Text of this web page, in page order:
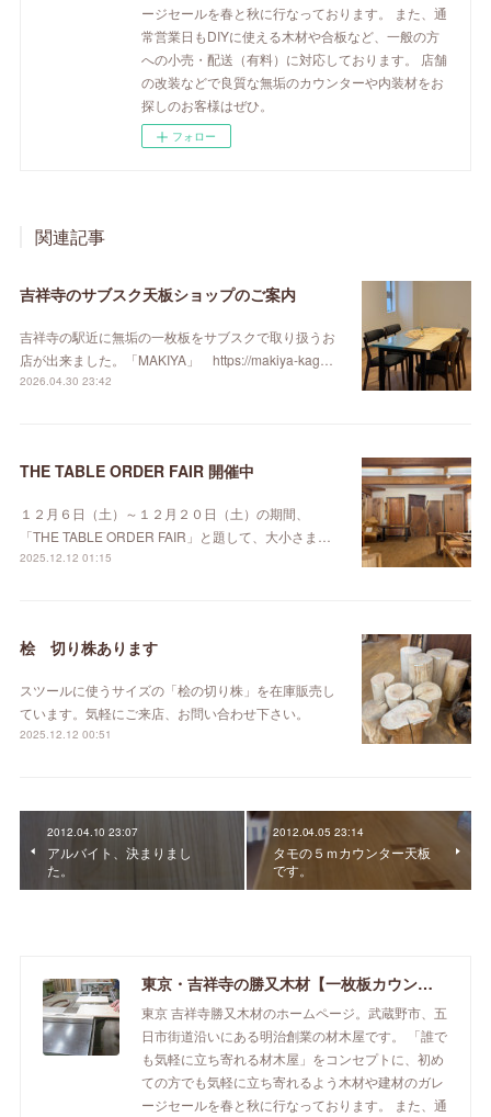
ージセールを春と秋に行なっております。 また、通
常営業日もDIYに使える木材や合板など、一般の方
への小売・配送（有料）に対応しております。 店舗
の改装などで良質な無垢のカウンターや内装材をお
探しのお客様はぜひ。
フォロー
関連記事
吉祥寺のサブスク天板ショップのご案内
吉祥寺の駅近に無垢の一枚板をサブスクで取り扱うお
店が出来ました。「MAKIYA」 https://makiya-kag…
2026.04.30 23:42
THE TABLE ORDER FAIR 開催中
１２月６日（土）～１２月２０日（土）の期間、
「THE TABLE ORDER FAIR」と題して、大小さま…
2025.12.12 01:15
桧 切り株あります
スツールに使うサイズの「桧の切り株」を在庫販売し
ています。気軽にご来店、お問い合わせ下さい。
2025.12.12 00:51
2012.04.10 23:07
アルバイト、決まりまし
た。
2012.04.05 23:14
タモの５ｍカウンター天板
です。
東京・吉祥寺の勝又木材【一枚板カウンター】
東京 吉祥寺勝又木材のホームページ。武蔵野市、五
日市街道沿いにある明治創業の材木屋です。 「誰で
も気軽に立ち寄れる材木屋」をコンセプトに、初め
ての方でも気軽に立ち寄れるよう木材や建材のガレ
ージセールを春と秋に行なっております。 また、通